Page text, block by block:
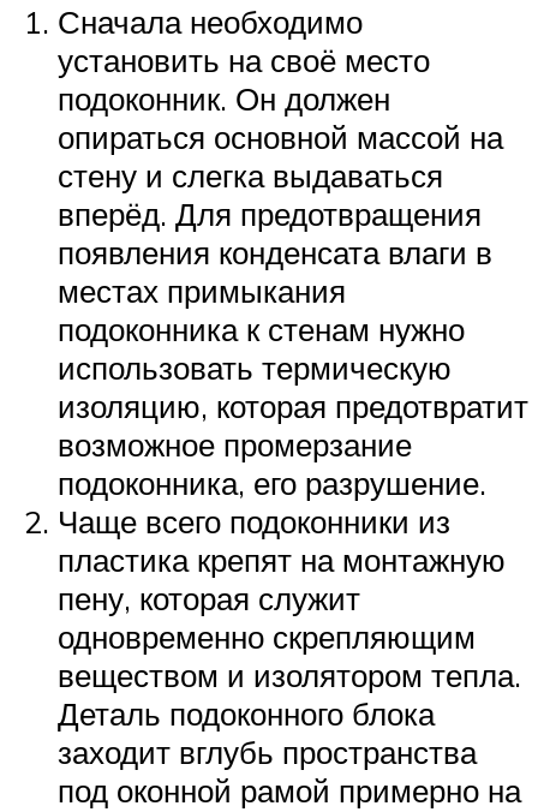
Сначала необходимо
установить на своё место
подоконник. Он должен
опираться основной массой на
стену и слегка выдаваться
вперёд. Для предотвращения
появления конденсата влаги в
местах примыкания
подоконника к стенам нужно
использовать термическую
изоляцию, которая предотвратит
возможное промерзание
подоконника, его разрушение.
Чаще всего подоконники из
пластика крепят на монтажную
пену, которая служит
одновременно скрепляющим
веществом и изолятором тепла.
Деталь подоконного блока
заходит вглубь пространства
под оконной рамой примерно на